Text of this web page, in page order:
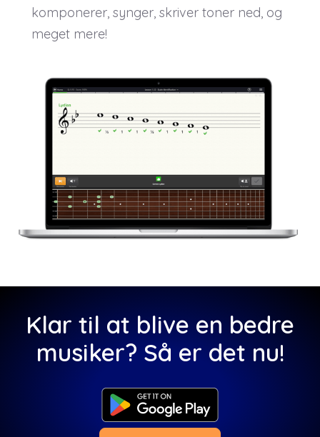
komponerer, synger, skriver toner ned, og
meget mere!
Klar til at blive en bedre
musiker? Så er det nu!